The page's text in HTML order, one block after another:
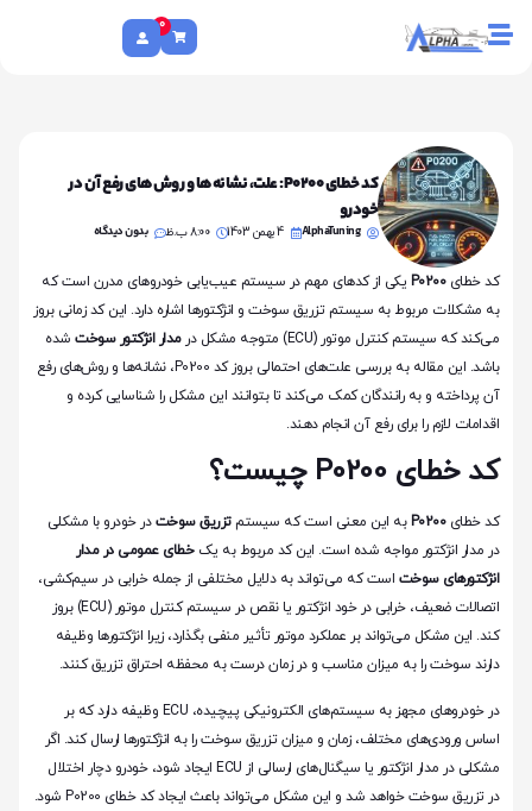
0
کد خطای P0200: علت، نشانه‌ها و روش‌های رفع آن در
خودرو
AlphaTuning 4 بهمن 1403 8:00 ب.ظ بدون دیدگاه
کد خطایP0200 یکی از کدهای مهم در سیستم عیب‌یابی خودروهای مدرن است که
به مشکلات مربوط به سیستم تزریق سوخت و انژکتورها اشاره دارد. این کد زمانی بروز
می‌کند که سیستم کنترل موتور (ECU) متوجه مشکل در
مدار انژکتور سوخت شده
باشد. این مقاله به بررسی علت‌های احتمالی بروز کد P0200، نشانه‌ها و روش‌های رفع
آن پرداخته و به رانندگان کمک می‌کند تا بتوانند این مشکل را شناسایی کرده و
اقدامات لازم را برای رفع آن انجام دهند.
کد خطای P0200 چیست؟
کد خطایP0200به این معنی است که سیستمتزریق سوختدر خودرو با مشکلی
در مدار انژکتور مواجه شده است. این کد مربوط به یکخطای عمومی در مدار
انژکتورهای سوخت است که می‌تواند به دلایل مختلفی از جمله خرابی در سیم‌کشی،
اتصالات ضعیف، خرابی در خود انژکتور یا نقص در سیستم کنترل موتور (ECU) بروز
کند. این مشکل می‌تواند بر عملکرد موتور تأثیر منفی بگذارد، زیرا انژکتورها وظیفه
دارند سوخت را به میزان مناسب و در زمان درست به محفظه احتراق تزریق کنند.
در خودروهای مجهز به سیستم‌های الکترونیکی پیچیده، ECU وظیفه دارد که بر
اساس ورودی‌های مختلف، زمان و میزان تزریق سوخت را به انژکتورها ارسال کند. اگر
مشکلی در مدار انژکتور یا سیگنال‌های ارسالی از ECU ایجاد شود، خودرو دچار اختلال
در تزریق سوخت خواهد شد و این مشکل می‌تواند باعث ایجاد کد خطای P0200 شود.